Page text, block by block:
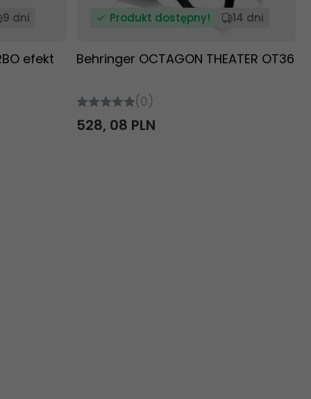
9 dni
efekt
Produkt dostępny! 14 dni
Behringer OCTAGON THEATER OT36
(0)
528, 08 PLN